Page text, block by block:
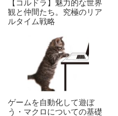
【コルドラ】魅力的な世界
観と仲間たち。究極のリア
ルタイム戦略
ゲームを自動化して遊ぼ
う・マクロについての基礎